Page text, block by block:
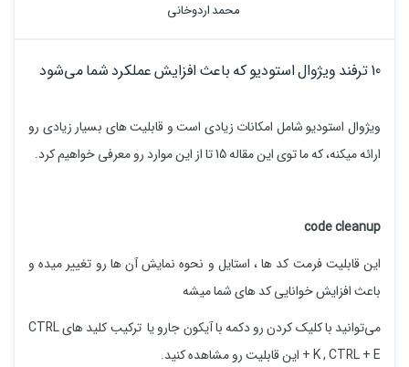
محمد اردوخانی
10 ترفند ویژوال استودیو که باعث افزایش عملکرد شما می‌شود
ویژوال استودیو شامل امکانات زیادی است و قابلیت های بسیار زیادی رو
ارائه میکنه، که ما توی این مقاله 15 تا از این موارد رو معرفی خواهیم کرد.
code cleanup
این قابلیت فرمت کد ها ، استایل و نحوه نمایش آن ها رو تغییر میده و
باعث افزایش خوانایی کد های شما میشه
می‌توانید با کلیک کردن رو دکمه با آیکون جارو یا ترکیب کلید های CTRL
+ K , CTRL + E این قابلیت رو مشاهده کنید.